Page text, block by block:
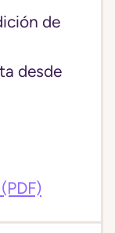
de
desde